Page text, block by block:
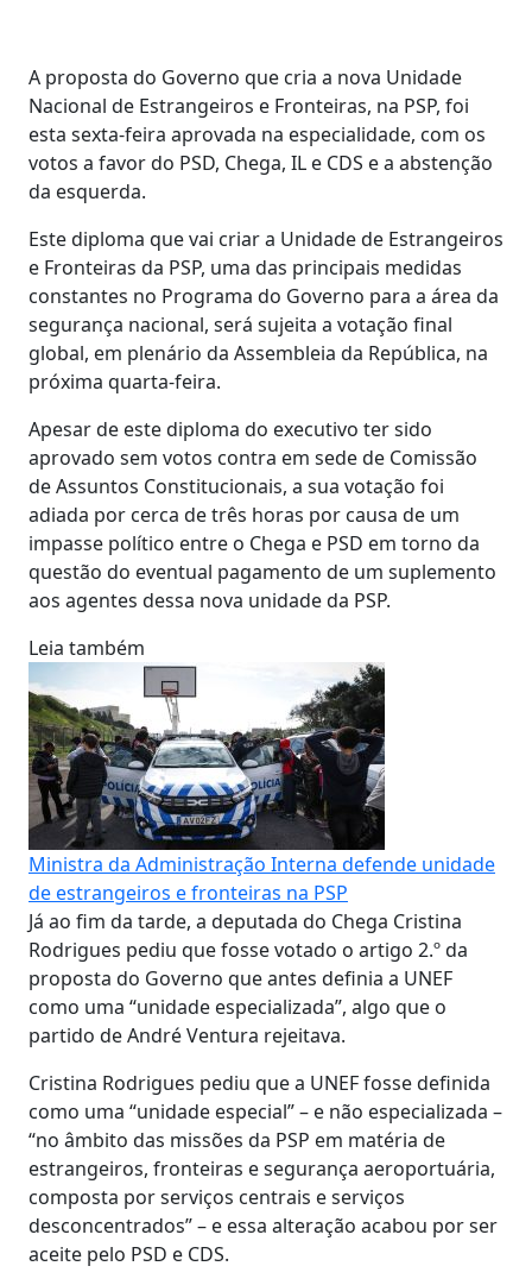
A proposta do Governo que cria a nova Unidade
Nacional de Estrangeiros e Fronteiras, na PSP, foi
esta sexta-feira aprovada na especialidade, com os
votos a favor do PSD, Chega, IL e CDS e a abstenção
da esquerda.
Este diploma que vai criar a Unidade de Estrangeiros
e Fronteiras da PSP, uma das principais medidas
constantes no Programa do Governo para a área da
segurança nacional, será sujeita a votação final
global, em plenário da Assembleia da República, na
próxima quarta-feira.
Apesar de este diploma do executivo ter sido
aprovado sem votos contra em sede de Comissão
de Assuntos Constitucionais, a sua votação foi
adiada por cerca de três horas por causa de um
impasse político entre o Chega e PSD em torno da
questão do eventual pagamento de um suplemento
aos agentes dessa nova unidade da PSP.
Leia também
Ministra da Administração Interna defende unidade
de estrangeiros e fronteiras na PSP
Já ao fim da tarde, a deputada do Chega Cristina
Rodrigues pediu que fosse votado o artigo 2.º da
proposta do Governo que antes definia a UNEF
como uma “unidade especializada”, algo que o
partido de André Ventura rejeitava.
Cristina Rodrigues pediu que a UNEF fosse definida
como uma “unidade especial” – e não especializada –
“no âmbito das missões da PSP em matéria de
estrangeiros, fronteiras e segurança aeroportuária,
composta por serviços centrais e serviços
desconcentrados” – e essa alteração acabou por ser
aceite pelo PSD e CDS.